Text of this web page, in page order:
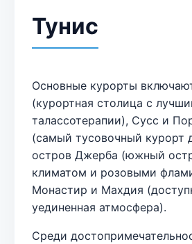
Тунис
Основные курорты
(курортная столица с
талассотерапии), Сусс и
(самый тусовочный курорт
остров Джерба (южный
климатом и розовыми
Монастир и Махдия
уединенная атмосфера).
Среди